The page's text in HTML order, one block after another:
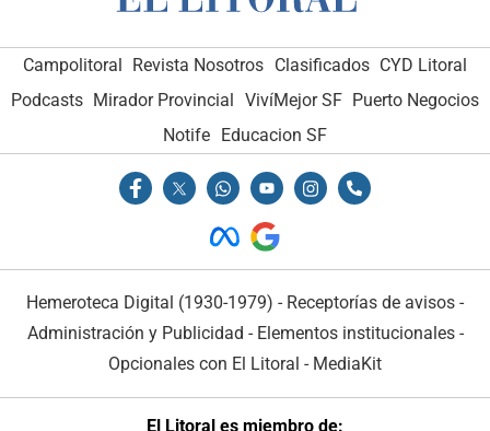
Campolitoral Revista Nosotros Clasificados CYD Litoral
Podcasts Mirador Provincial VivíMejor SF Puerto Negocios
Notife Educacion SF
Hemeroteca Digital (1930-1979) - Receptorías de avisos -
Administración y Publicidad - Elementos institucionales-
Opcionales con El Litoral - MediaKit
El Litoral es miembro de: